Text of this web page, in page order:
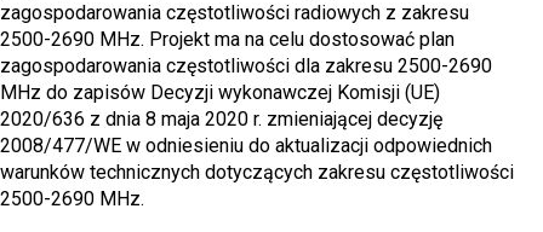
zagospodarowania częstotliwości radiowych z zakresu
2500-2690 MHz. Projekt ma na celu dostosować plan
zagospodarowania częstotliwości dla zakresu 2500-2690
MHz do zapisów Decyzji wykonawczej Komisji (UE)
2020/636 z dnia 8 maja 2020 r. zmieniającej decyzję
2008/477/WE w odniesieniu do aktualizacji odpowiednich
warunków technicznych dotyczących zakresu częstotliwości
2500-2690 MHz.